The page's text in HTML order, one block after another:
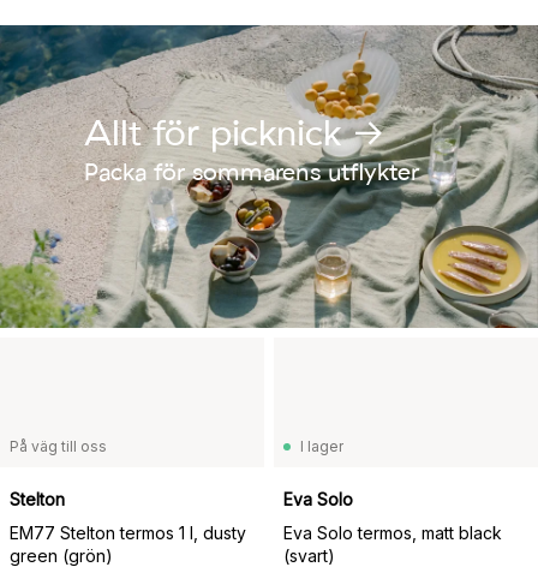
Allt för picknick →
Packa för sommarens utflykter
På väg till oss
Stelton
EM77 Stelton termos 1 l, dusty
green (grön)
I lager
Eva Solo
Eva Solo termos, matt black
(svart)